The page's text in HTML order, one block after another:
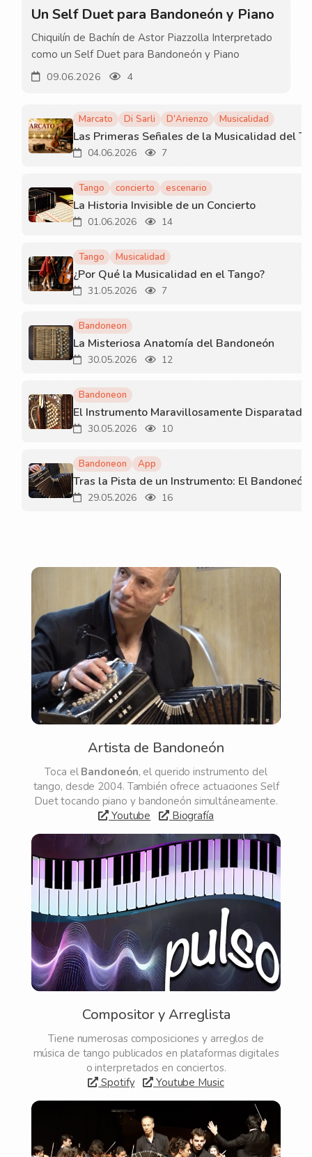
Un Self Duet para Bandoneón y Piano
Chiquilín de Bachín de Astor Piazzolla Interpretado
como un Self Duet para Bandoneón y Piano
09.06.2026
4
Marcato Di Sarli D'Arienzo Musicalidad
04.06.2026 7
Tango concierto escenario
La Historia Invisible de un Concierto
01.06.2026 14
Tango Musicalidad
¿Por Qué la Musicalidad en el Tango?
31.05.2026 7
Bandoneon
La Misteriosa Anatomía del Bandoneón
30.05.2026 12
Bandoneon
El Instrumento Maravillosamente Disparatado
30.05.2026 10
Bandoneon App
Tras la Pista de un Instrumento: El Bandoneón
29.05.2026 16
Artista de Bandoneón
Toca el Bandoneón, el querido instrumento del
tango, desde 2004. También ofrece actuaciones Self
Duet tocando piano y bandoneón simultáneamente.
Youtube
Biografía
Compositor y Arreglista
Tiene numerosas composiciones y arreglos de
música de tango publicados en plataformas digitales
o interpretados en conciertos.
Spotify
Youtube Music